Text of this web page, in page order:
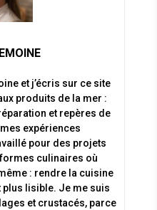
et j’écris sur ce site
produits de la mer :
et repères de
expériences
pour des projets
culinaires où
: rendre la cuisine
plus lisible. Je me suis
et crustacés, parce